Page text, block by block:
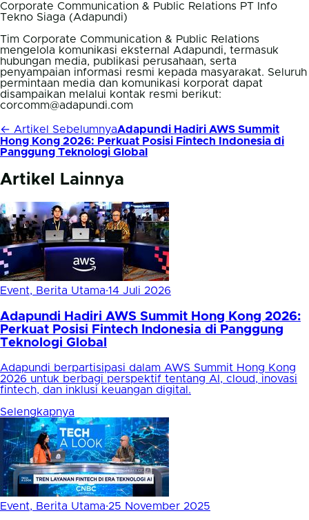
Corporate Communication & Public Relations PT Info
Tekno Siaga (Adapundi)
Tim Corporate Communication & Public Relations
mengelola komunikasi eksternal Adapundi, termasuk
hubungan media, publikasi perusahaan, serta
penyampaian informasi resmi kepada masyarakat. Seluruh
permintaan media dan komunikasi korporat dapat
disampaikan melalui kontak resmi berikut:
corcomm@adapundi.com
← Artikel SebelumnyaAdapundi Hadiri AWS Summit
Hong Kong 2026: Perkuat Posisi Fintech Indonesia di
Panggung Teknologi Global
Artikel Lainnya
Event, Berita Utama·14 Juli 2026
Adapundi Hadiri AWS Summit Hong Kong 2026:
Perkuat Posisi Fintech Indonesia di Panggung
Teknologi Global
Adapundi berpartisipasi dalam AWS Summit Hong Kong
2026 untuk berbagi perspektif tentang AI, cloud, inovasi
fintech, dan inklusi keuangan digital.
Selengkapnya
Event, Berita Utama·25 November 2025